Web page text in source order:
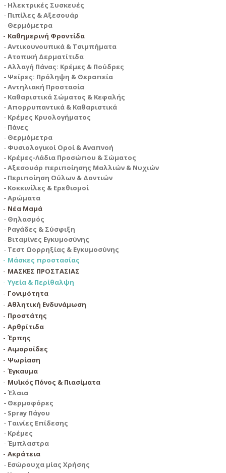
Ηλεκτρικές Συσκευές
Πιπίλες & Αξεσουάρ
Θερμόμετρα
Καθημερινή Φροντίδα
Αντικουνουπικά & Τσιμπήματα
Ατοπική Δερματίτιδα
Αλλαγή Πάνας: Κρέμες & Πούδρες
Ψείρες: Πρόληψη & Θεραπεία
Αντηλιακή Προστασία
Καθαριστικά Σώματος & Κεφαλής
Απορρυπαντικά & Καθαριστικά
Κρέμες Κρυολογήματος
Πάνες
Θερμόμετρα
Φυσιολογικοί Οροί & Αναπνοή
Κρέμες-Λάδια Προσώπου & Σώματος
Αξεσουάρ περιποίησης Μαλλιών & Νυχιών
Περιποίηση Ούλων & Δοντιών
Κοκκινίλες & Ερεθισμοί
Αρώματα
Νέα Μαμά
Θηλασμός
Ραγάδες & Σύσφιξη
Βιταμίνες Εγκυμοσύνης
Τεστ Ωορρηξίας & Εγκυμοσύνης
Μάσκες προστασίας
ΜΑΣΚΕΣ ΠΡΟΣΤΑΣΙΑΣ
Υγεία & Περίθαλψη
Γονιμότητα
Αθλητική Ενδυνάμωση
Προστάτης
Αρθρίτιδα
Έρπης
Αιμοροϊδες
Ψωρίαση
Έγκαυμα
Μυϊκός Πόνος & Πιασίματα
Έλαια
Θερμοφόρες
Spray Πάγου
Ταινίες Επίδεσης
Κρέμες
Έμπλαστρα
Ακράτεια
Εσώρουχα μίας Χρήσης